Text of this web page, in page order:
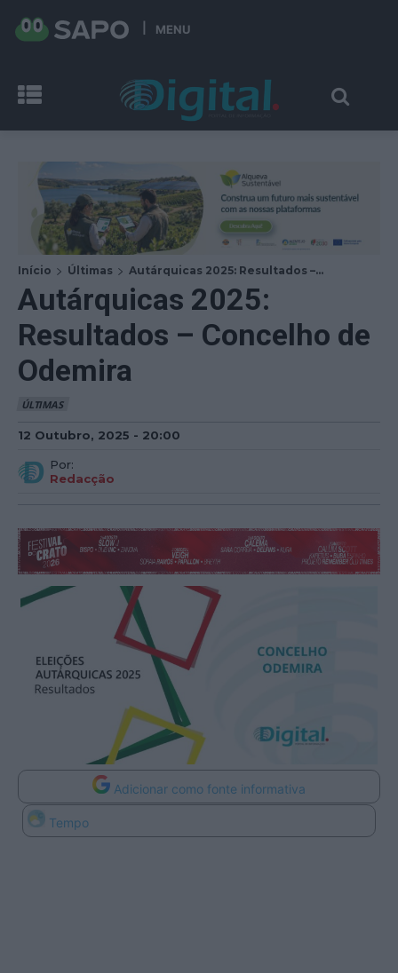
MENU
Início Últimas Autárquicas 2025: Resultados –...
Autárquicas 2025:
Resultados – Concelho de
Odemira
ÚLTIMAS
12 Outubro, 2025 - 20:00
Por:
Redacção
Adicionar como fonte informativa
Tempo